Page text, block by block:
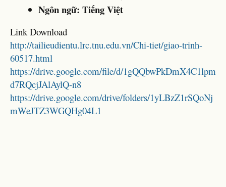
Ngôn ngữ: Tiếng Việt
Link Download
http://tailieudientu.lrc.tnu.edu.vn/Chi-tiet/giao-trinh-
60517.html
https://drive.google.com/file/d/1gQQbwPkDmX4C1lpm
d7RQcjJAlAylQ-n8
https://drive.google.com/drive/folders/1yLBzZ1rSQoNj
mWeJTZ3WGQHg04L1